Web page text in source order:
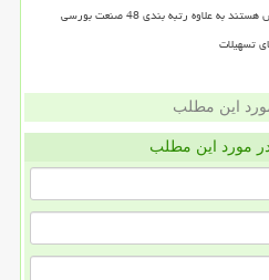
رتبه بندی 48 صنعت بورسی
تسهیلات
این مطلب
مورد این مطلب